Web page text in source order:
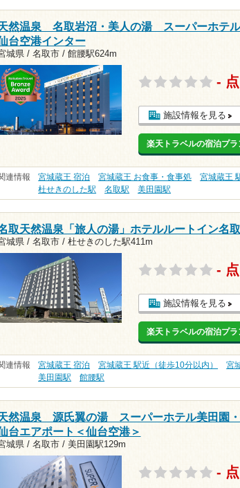
然温泉 名取岩沼・美人の湯 スーパーホテル
台空港インター
城県 / 名取市 / 館腰駅624m
- 点
施設情報を見る
楽天トラベルの宿泊プラ
連情報 宮城蔵王 宿泊 宮城蔵王 お食事・食事処 宮城蔵王
杜せきのした駅
名取駅 美田園駅
取天然温泉「旅人の湯」ホテルルートイン名取
城県 / 名取市 / 杜せきのした駅411m
- 点
施設情報を見る
楽天トラベルの宿泊プラ
連情報 宮城蔵王 宿泊 宮城蔵王 駅近（徒歩10分以内） 宮
美田園駅
館腰駅
然温泉 源氏翼の湯 スーパーホテル美田園・
台エアポート＜仙台空港＞
城県 / 名取市 / 美田園駅129m
- 点